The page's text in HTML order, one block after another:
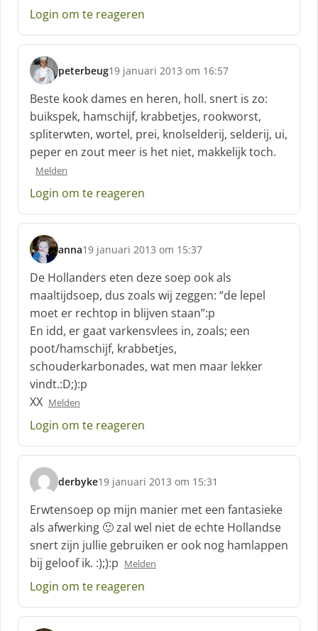
Login om te reageren
peterbeug
s
c
h
r
e
e
19 januari 2013 om 16:57
Beste kook dames en heren, holl. snert is zo:
buikspek, hamschijf, krabbetjes, rookworst,
spliterwten, wortel, prei, knolselderij, selderij, ui,
peper en zout meer is het niet, makkelijk toch.
Melden
Login om te reageren
anna
s
c
h
r
e
e
f
19 januari 2013 om 15:37
De Hollanders eten deze soep ook als
maaltijdsoep, dus zoals wij zeggen: “de lepel
moet er rechtop in blijven staan”:p
En idd, er gaat varkensvlees in, zoals; een
poot/hamschijf, krabbetjes,
schouderkarbonades, wat men maar lekker
vindt.:D;):p
XX Melden
Login om te reageren
derbyke
s
c
h
r
e
e
:
19 januari 2013 om 15:31
Erwtensoep op mijn manier met een fantasieke
als afwerking 🙂 zal wel niet de echte Hollandse
snert zijn jullie gebruiken er ook nog hamlappen
bij geloof ik. :);):p Melden
Login om te reageren